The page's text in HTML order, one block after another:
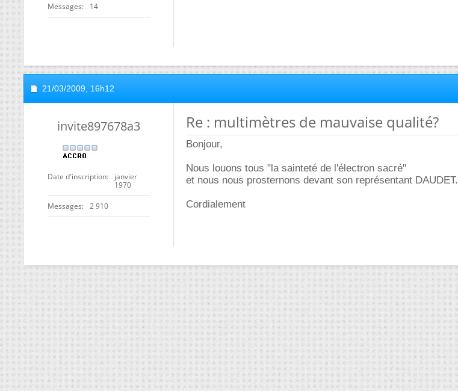
Messages 14
21/03/2009, 16h12
invite897678a3
Date d'inscription
janvier
1970
Messages 2 910
Re : multimètres de mauvaise qualité?
Bonjour,
Nous louons tous "la sainteté de l'électron sacré"
et nous nous prosternons devant son représentant DAUDET.
Cordialement